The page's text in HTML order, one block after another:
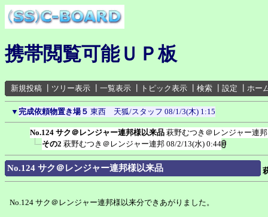
携帯閲覧可能ＵＰ板
新規投稿 ツリー表示 一覧表示 トピック表示 検索 設定 ホー
▼ 完成依頼物置き場５ 東西 天狐/スタッフ 08/1/3(木) 1:15
No.124 サク＠レンジャー連邦様以来品 萩野むつき＠レンジャー連邦
その2 萩野むつき＠レンジャー連邦 08/2/13(水) 0:44
No.124 サク＠レンジャー連邦様以来品
No.124 サク＠レンジャー連邦様以来分できあがりました。